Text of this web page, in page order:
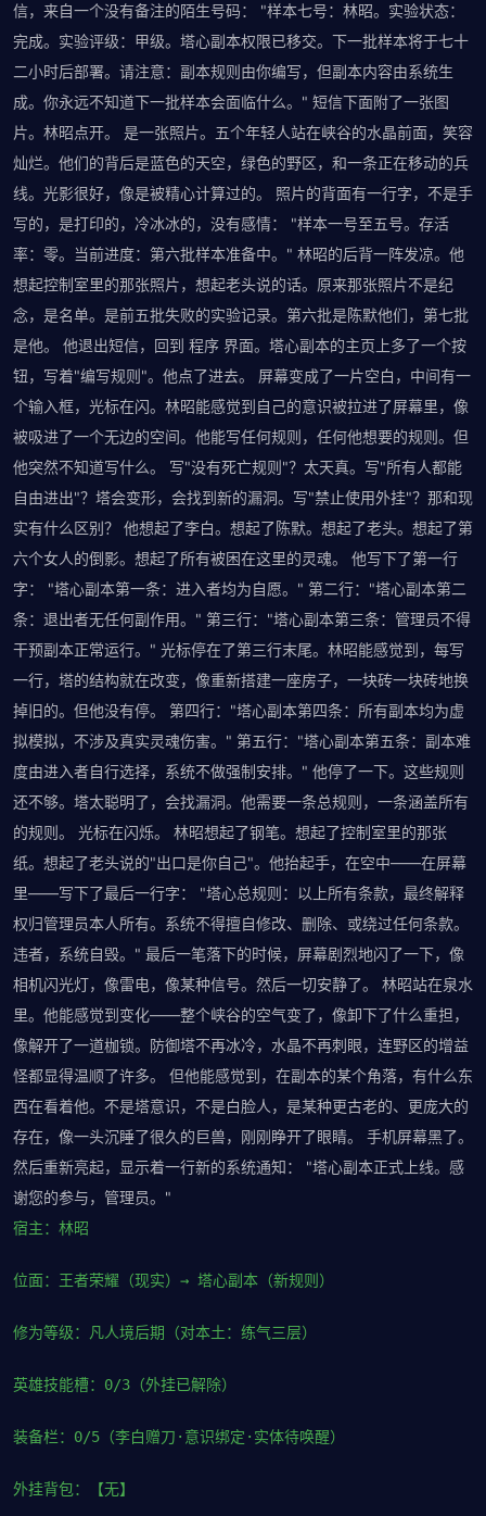
信，来自一个没有备注的陌生号码： "样本七号：林昭。实验状态：
完成。实验评级：甲级。塔心副本权限已移交。下一批样本将于七十
二小时后部署。请注意：副本规则由你编写，但副本内容由系统生
成。你永远不知道下一批样本会面临什么。" 短信下面附了一张图
片。林昭点开。 是一张照片。五个年轻人站在峡谷的水晶前面，笑容
灿烂。他们的背后是蓝色的天空，绿色的野区，和一条正在移动的兵
线。光影很好，像是被精心计算过的。 照片的背面有一行字，不是手
写的，是打印的，冷冰冰的，没有感情： "样本一号至五号。存活
率：零。当前进度：第六批样本准备中。" 林昭的后背一阵发凉。他
想起控制室里的那张照片，想起老头说的话。原来那张照片不是纪
念，是名单。是前五批失败的实验记录。第六批是陈默他们，第七批
是他。 他退出短信，回到 程序 界面。塔心副本的主页上多了一个按
钮，写着"编写规则"。他点了进去。 屏幕变成了一片空白，中间有一
个输入框，光标在闪。林昭能感觉到自己的意识被拉进了屏幕里，像
被吸进了一个无边的空间。他能写任何规则，任何他想要的规则。但
他突然不知道写什么。 写"没有死亡规则"？太天真。写"所有人都能
自由进出"？塔会变形，会找到新的漏洞。写"禁止使用外挂"？那和现
实有什么区别？ 他想起了李白。想起了陈默。想起了老头。想起了第
六个女人的倒影。想起了所有被困在这里的灵魂。 他写下了第一行
字： "塔心副本第一条：进入者均为自愿。" 第二行："塔心副本第二
条：退出者无任何副作用。" 第三行："塔心副本第三条：管理员不得
干预副本正常运行。" 光标停在了第三行末尾。林昭能感觉到，每写
一行，塔的结构就在改变，像重新搭建一座房子，一块砖一块砖地换
掉旧的。但他没有停。 第四行："塔心副本第四条：所有副本均为虚
拟模拟，不涉及真实灵魂伤害。" 第五行："塔心副本第五条：副本难
度由进入者自行选择，系统不做强制安排。" 他停了一下。这些规则
还不够。塔太聪明了，会找漏洞。他需要一条总规则，一条涵盖所有
的规则。 光标在闪烁。 林昭想起了钢笔。想起了控制室里的那张
纸。想起了老头说的"出口是你自己"。他抬起手，在空中——在屏幕
里——写下了最后一行字： "塔心总规则：以上所有条款，最终解释
权归管理员本人所有。系统不得擅自修改、删除、或绕过任何条款。
违者，系统自毁。" 最后一笔落下的时候，屏幕剧烈地闪了一下，像
相机闪光灯，像雷电，像某种信号。然后一切安静了。 林昭站在泉水
里。他能感觉到变化——整个峡谷的空气变了，像卸下了什么重担，
像解开了一道枷锁。防御塔不再冰冷，水晶不再刺眼，连野区的增益
怪都显得温顺了许多。 但他能感觉到，在副本的某个角落，有什么东
西在看着他。不是塔意识，不是白脸人，是某种更古老的、更庞大的
存在，像一头沉睡了很久的巨兽，刚刚睁开了眼睛。 手机屏幕黑了。
然后重新亮起，显示着一行新的系统通知： "塔心副本正式上线。感
谢您的参与，管理员。"
宿主：林昭
位面：王者荣耀（现实）→ 塔心副本（新规则）
修为等级：凡人境后期（对本土：练气三层）
英雄技能槽：0/3（外挂已解除）
装备栏：0/5（李白赠刀·意识绑定·实体待唤醒）
外挂背包：【无】